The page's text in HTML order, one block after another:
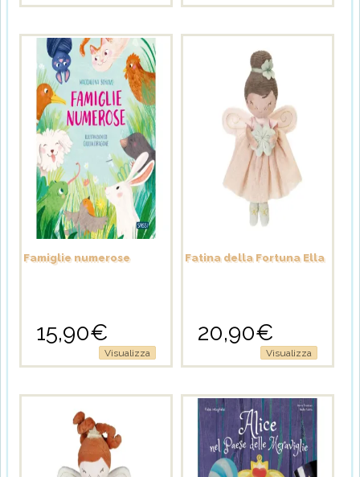
Famiglie numerose
15,90€
Visualizza
Fatina della Fortuna Ella
20,90€
Visualizza